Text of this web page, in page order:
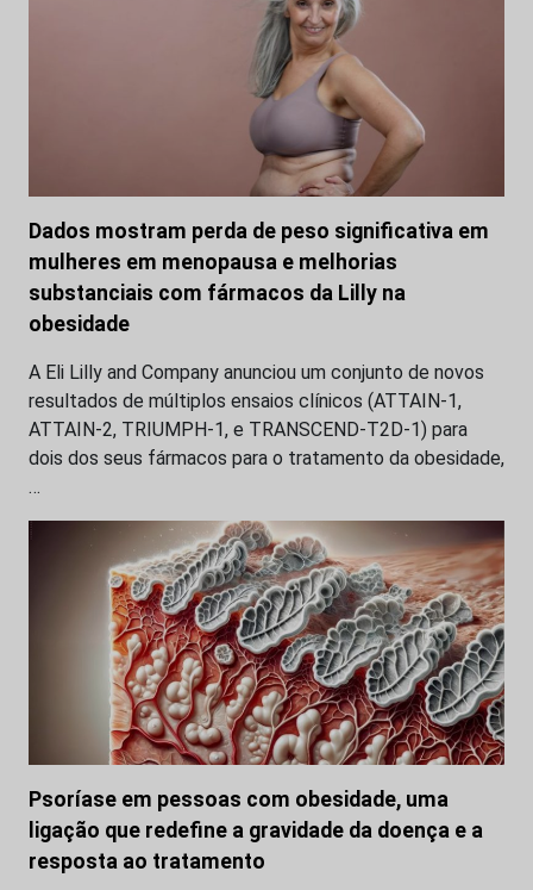
Dados mostram perda de peso significativa em
mulheres em menopausa e melhorias
substanciais com fármacos da Lilly na
obesidade
A Eli Lilly and Company anunciou um conjunto de novos
resultados de múltiplos ensaios clínicos (ATTAIN-1,
ATTAIN-2, TRIUMPH-1, e TRANSCEND-T2D-1) para
dois dos seus fármacos para o tratamento da obesidade,
…
Psoríase em pessoas com obesidade, uma
ligação que redefine a gravidade da doença e a
resposta ao tratamento